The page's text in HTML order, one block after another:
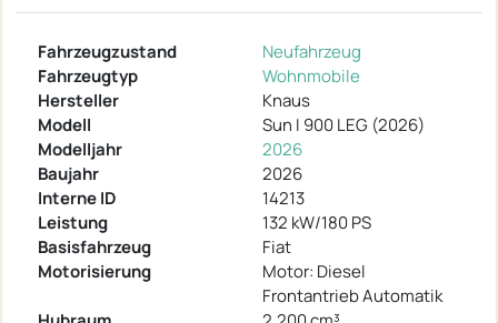
Fahrzeugzustand
Neufahrzeug
Fahrzeugtyp
Wohnmobile
Hersteller
Knaus
Modell
Sun I 900 LEG (2026)
Modelljahr
2026
Baujahr
2026
Interne ID
14213
Leistung
132 kW/180 PS
Basisfahrzeug
Fiat
Motorisierung
Motor: Diesel
Frontantrieb Automatik